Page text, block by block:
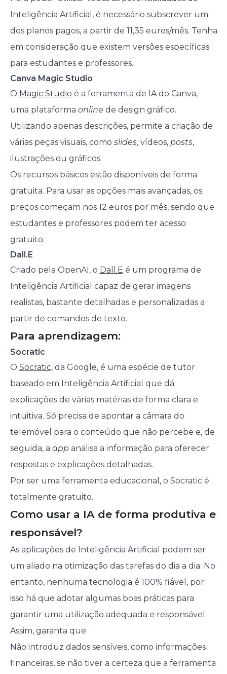
Inteligência Artificial, é necessário subscrever um
dos planos pagos, a partir de 11,35 euros/mês. Tenha
em consideração que existem versões específicas
para estudantes e professores.
Canva Magic Studio
O Magic Studio é a ferramenta de IA do Canva,
uma plataforma online de design gráfico.
Utilizando apenas descrições, permite a criação de
várias peças visuais, como slides, vídeos, posts,
ilustrações ou gráficos.
Os recursos básicos estão disponíveis de forma
gratuita. Para usar as opções mais avançadas, os
preços começam nos 12 euros por mês, sendo que
estudantes e professores podem ter acesso
gratuito.
Dall.E
Criado pela OpenAI, o Dall.E é um programa de
Inteligência Artificial capaz de gerar imagens
realistas, bastante detalhadas e personalizadas a
partir de comandos de texto.
Para aprendizagem:
Socratic
O Socratic, da Google, é uma espécie de tutor
baseado em Inteligência Artificial que dá
explicações de várias matérias de forma clara e
intuitiva. Só precisa de apontar a câmara do
telemóvel para o conteúdo que não percebe e, de
seguida, a appanalisa a informação para oferecer
respostas e explicações detalhadas.
Por ser uma ferramenta educacional, o Socratic é
totalmente gratuito.
Como usar a IA de forma produtiva e
responsável?
As aplicações de Inteligência Artificial podem ser
um aliado na otimização das tarefas do dia a dia. No
entanto, nenhuma tecnologia é 100% fiável, por
isso há que adotar algumas boas práticas para
garantir uma utilização adequada e responsável.
Assim, garanta que:
Não introduz dados sensíveis, como informações
financeiras, se não tiver a certeza que a ferramenta